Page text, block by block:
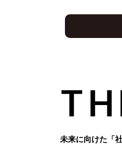
未来に向けた「